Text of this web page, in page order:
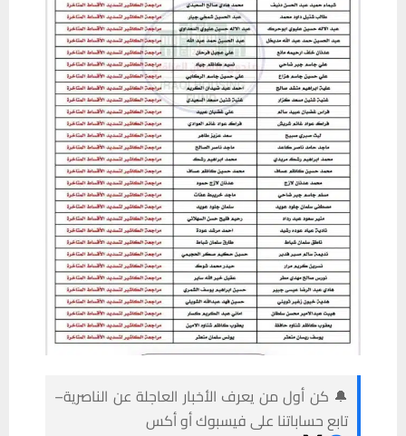
🔔 كن أول من يعرف الأخبار العاجلة عن الناصرية–
تابع حساباتنا على فيسبوك أو أكس